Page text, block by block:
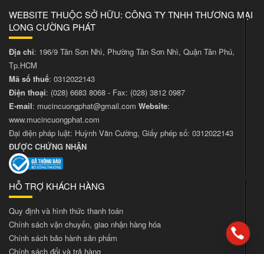
WEBSITE THUỘC SỞ HỮU: CÔNG TY TNHH THƯƠNG MẠI
LONG CƯỜNG PHÁT
Địa chỉ: 196/9 Tân Sơn Nhì, Phường Tân Sơn Nhì, Quận Tân Phú,
Tp.HCM
Mã số thuế: 0312022143
Điện thoại: (028) 6683 8068 - Fax: (028) 3812 0987
E-mail: mucincuongphat@gmail.com Website:
www.mucincuongphat.com
Đại diện pháp luật: Huỳnh Văn Cường, Giấy phép số: 0312022143
ĐƯỢC CHỨNG NHẬN
HỖ TRỢ KHÁCH HÀNG
Quy định và hình thức thanh toán
Chính sách vận chuyển, giao nhận hàng hóa
Chính sách bảo hành sản phẩm
Chính sách đổi và trả hàng